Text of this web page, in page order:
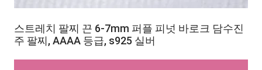
스트레치 팔찌 끈 6-7mm 퍼플 피넛 바로크 담수진
주 팔찌, AAAA 등급, s925 실버